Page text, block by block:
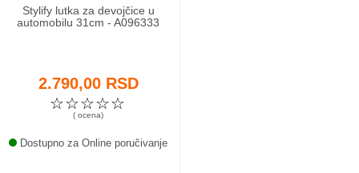
Stylify lutka za devojčice u
automobilu 31cm - A096333
2.790,00 RSD
☆
☆
☆
☆
☆
( ocena)
Dostupno za Online poručivanje